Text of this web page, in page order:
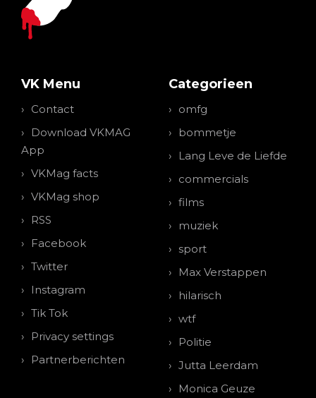
VK Menu
Contact
Download VKMAG
App
VKMag facts
VKMag shop
RSS
Facebook
Twitter
Instagram
Tik Tok
Privacy settings
Partnerberichten
Categorieen
omfg
bommetje
Lang Leve de Liefde
commercials
films
muziek
sport
Max Verstappen
hilarisch
wtf
Politie
Jutta Leerdam
Monica Geuze